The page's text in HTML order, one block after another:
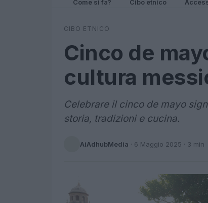
Come si fa? Cibo etnico
CIBO ETNICO
Cinco de
cultura
Celebrare il cinco de mayo
storia, tradizioni e cucina.
AiAdhubMedia · 6 Maggio 2025 · 3 min